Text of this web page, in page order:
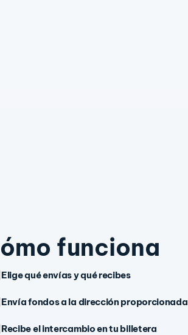
funciona
Elige qué envías y qué recibes
Envía fondos a la dirección proporcionada
Recibe el intercambio en tu billetera